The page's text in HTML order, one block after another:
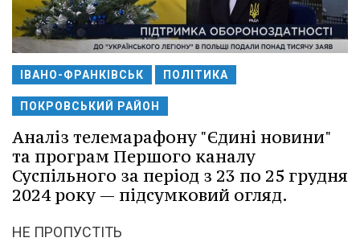
ІВАНО-ФРАНКІВСЬК ПОЛІТИКА
ПОКРОВСЬКИЙ РАЙОН
Аналіз телемарафону "Єдині новини"
та програм Першого каналу
Суспільного за період з 23 по 25 грудня
2024 року — підсумковий огляд.
НЕ ПРОПУСТІТЬ